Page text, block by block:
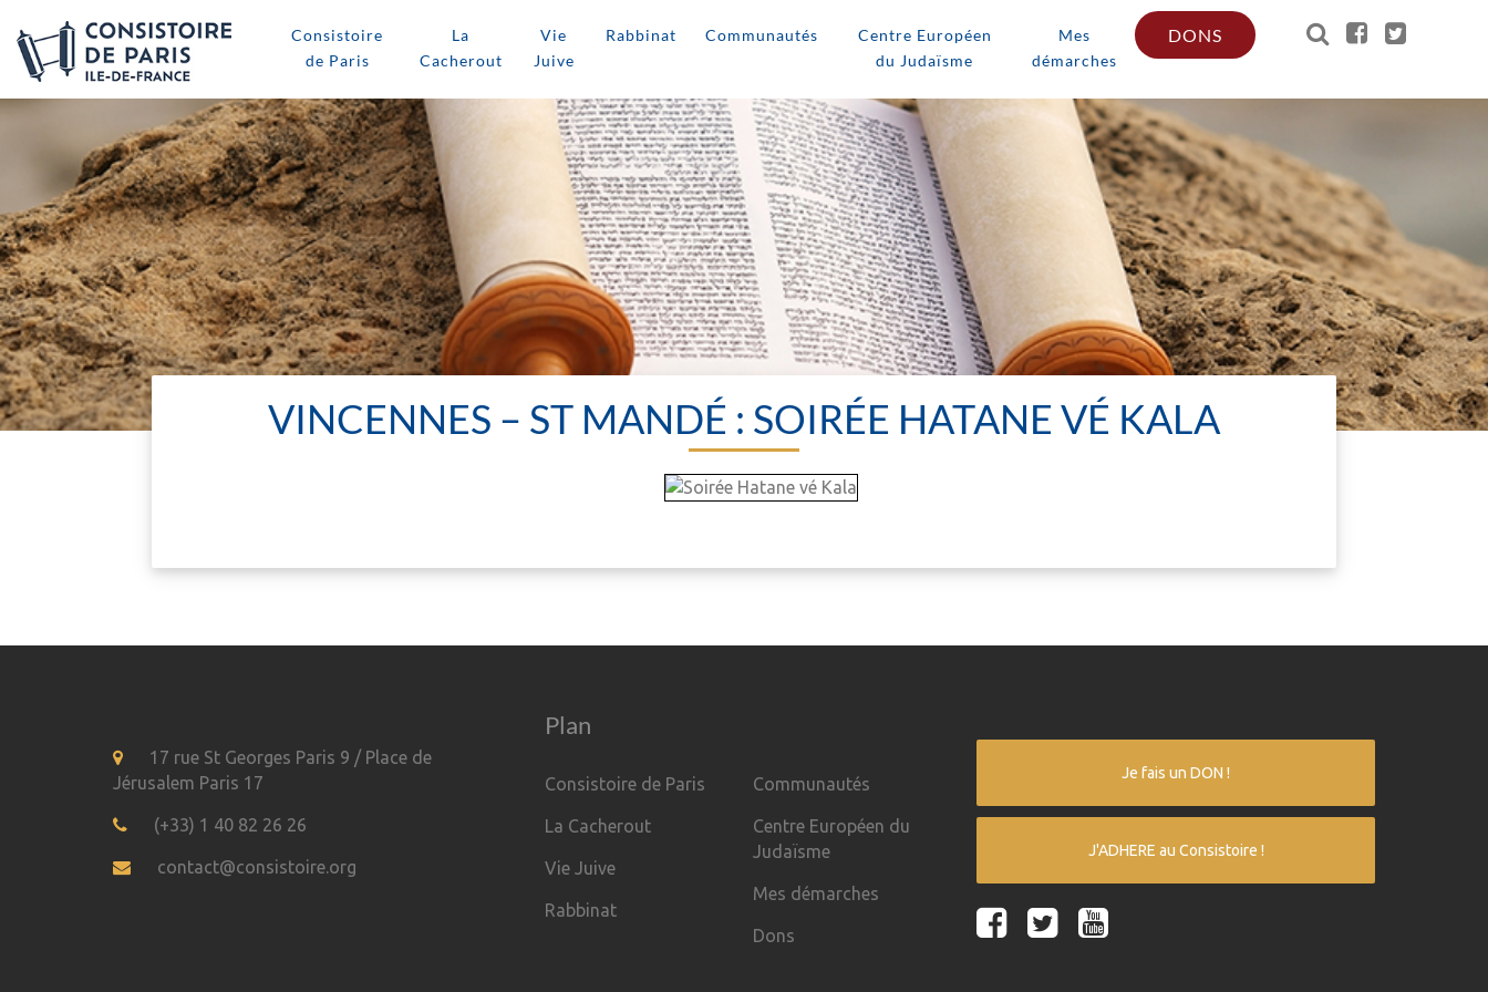
Consistoire
de Paris
La
Cacherout
Vie
Juive
Rabbinat Communautés
Centre Européen
du Judaïsme
Mes
démarches
DONS
VINCENNES – ST MANDÉ : SOIRÉE HATANE VÉ KALA
17 rue St Georges Paris 9 / Place de
Jérusalem Paris 17
(+33) 1 40 82 26 26
contact@consistoire.org
Plan
Consistoire de Paris
La Cacherout
Vie Juive
Rabbinat
Communautés
Centre Européen du
Judaïsme
Mes démarches
Dons
Je fais un DON !
J'ADHERE au Consistoire !